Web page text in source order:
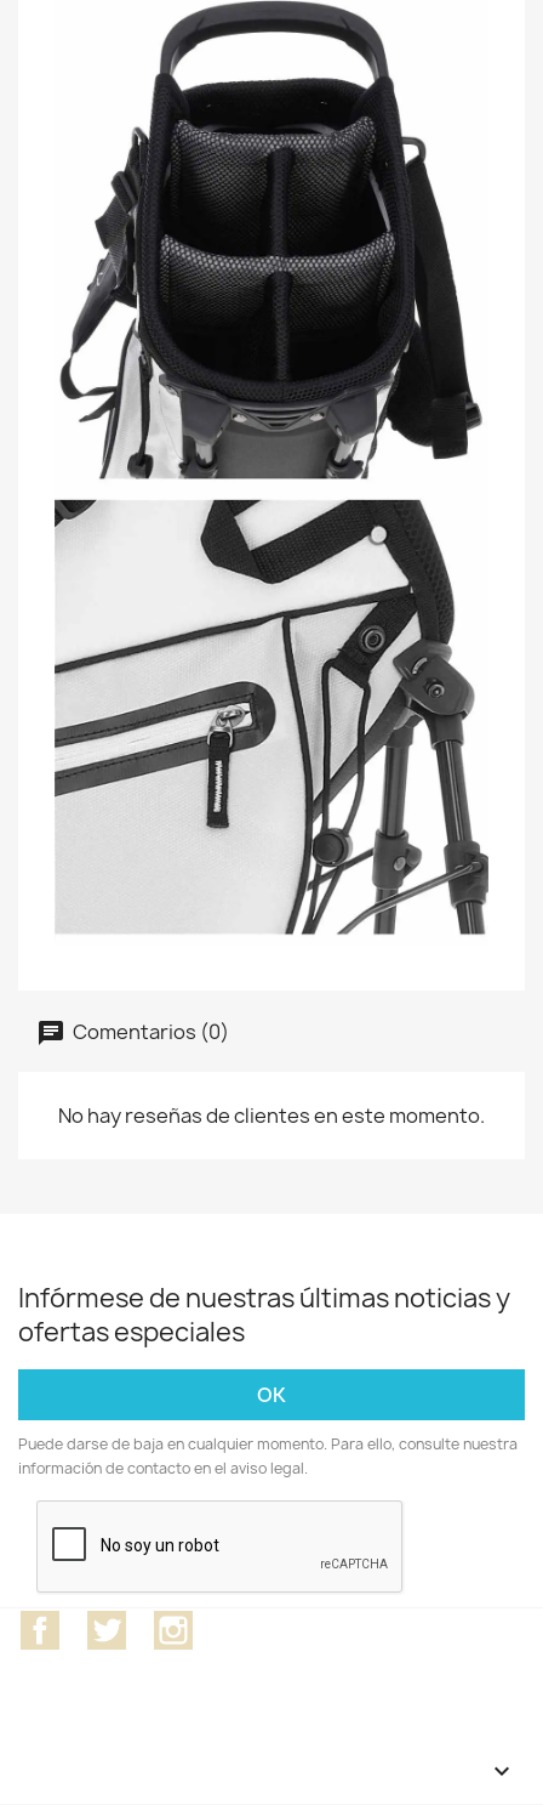
Comentarios (0)
No hay reseñas de clientes en este momento.
Infórmese de nuestras últimas noticias y
ofertas especiales
Puede darse de baja en cualquier momento. Para ello, consulte nuestra
información de contacto en el aviso legal.
FacebookTwitter
